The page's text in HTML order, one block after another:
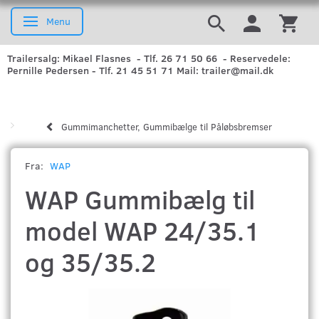
Skifte navigation
Menu
Trailersalg: Mikael Flasnes - Tlf. 26 71 50 66 - Reservedele:
Pernille Pedersen - Tlf. 21 45 51 71 Mail: trailer@mail.dk
Gummimanchetter, Gummibælge til Påløbsbremser
Fra: WAP
WAP Gummibælg til
model WAP 24/35.1
og 35/35.2